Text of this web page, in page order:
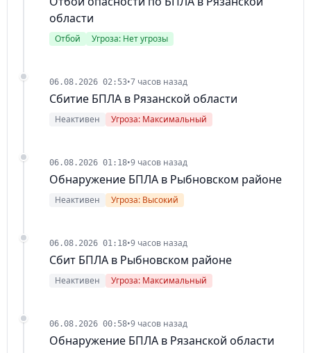
области
Отбой Угроза: Нет угрозы
06.08.2026 02:53•7 часов назад
Сбитие БПЛА в Рязанской области
Неактивен Угроза: Максимальный
06.08.2026 01:18•9 часов назад
Обнаружение БПЛА в Рыбновском районе
Неактивен Угроза: Высокий
06.08.2026 01:18•9 часов назад
Сбит БПЛА в Рыбновском районе
Неактивен Угроза: Максимальный
06.08.2026 00:58•9 часов назад
Обнаружение БПЛА в Рязанской области